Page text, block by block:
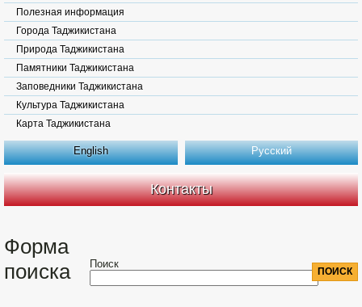
Полезная информация
Города Таджикистана
Природа Таджикистана
Памятники Таджикистана
Заповедники Таджикистана
Культура Таджикистана
Карта Таджикистана
English Русский
Контакты
Форма
поиска
Поиск